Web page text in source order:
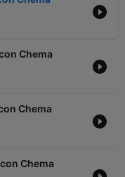
Chema
Chema
Chema